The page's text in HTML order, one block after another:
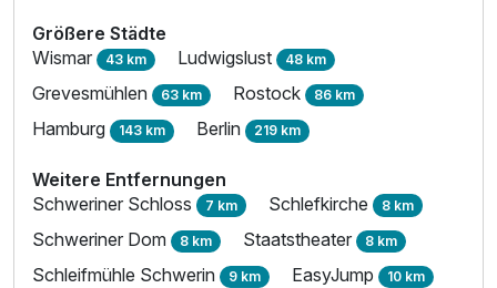
Ausstattung
Für 5 Tage p.P. ab
Studio
2 Erwachsene und 1 Kind
Größere Städte
Wismar 43 km Ludwigslust 48 km
Grevesmühlen 63 km Rostock 86 km
Hamburg 143 km Berlin 219 km
Weitere Entfernungen
Schweriner Schloss 7 km Schlefkirche 8 km
Schweriner Dom 8 km Staatstheater 8 km
Schleifmühle Schwerin 9 km EasyJump 10 km